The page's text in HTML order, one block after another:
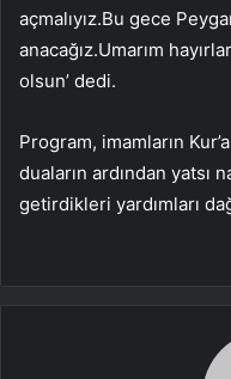
açmalıyız.Bu gece
anacağız.Umarım
olsun’ dedi.
Program, imamların
duaların ardından yatsı
getirdikleri yardımları